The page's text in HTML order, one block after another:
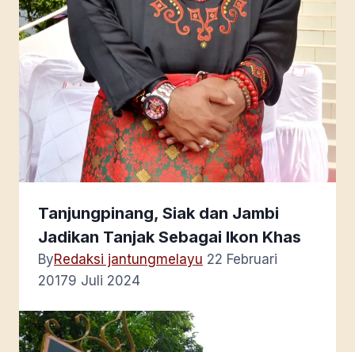
Tanjungpinang, Siak dan Jambi
Jadikan Tanjak Sebagai Ikon Khas
ByRedaksi jantungmelayu 22 Februari
20179 Juli 2024